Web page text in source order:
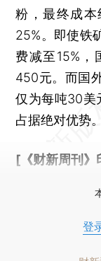
粉，最终成
25%。即使铁
费减至15%，
450元。而国
仅为每吨30美
占据绝对优势。
[《财新周刊》
登